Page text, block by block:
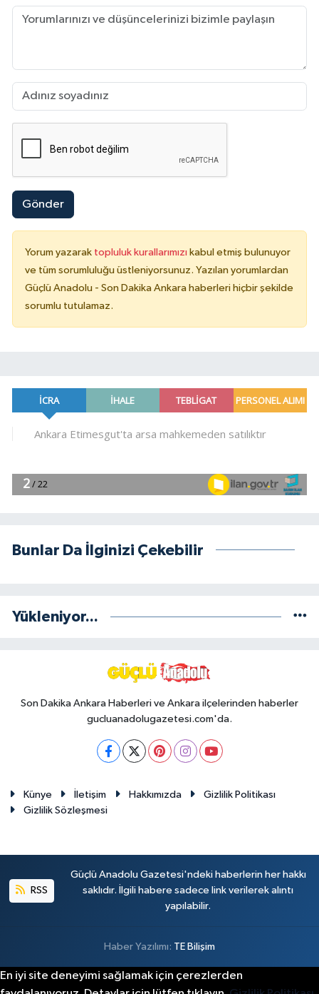
Gönder
Yorum yazarak topluluk kurallarımızı kabul etmiş bulunuyor
ve tüm sorumluluğu üstleniyorsunuz. Yazılan yorumlardan
Güçlü Anadolu - Son Dakika Ankara haberleri hiçbir şekilde
sorumlu tutulamaz.
Bunlar Da İlginizi Çekebilir
Yükleniyor...
Son Dakika Ankara Haberleri ve Ankara ilçelerinden haberler
gucluanadolugazetesi.com'da.
Künye İletişim Hakkımızda
Gizlilik Politikası
Gizlilik Sözleşmesi
RSS
Güçlü Anadolu Gazetesi'ndeki haberlerin her hakkı
saklıdır. İlgili habere sadece link verilerek alıntı
yapılabilir.
Haber Yazılımı: TE Bilişim
En iyi site deneyimi sağlamak için çerezlerden